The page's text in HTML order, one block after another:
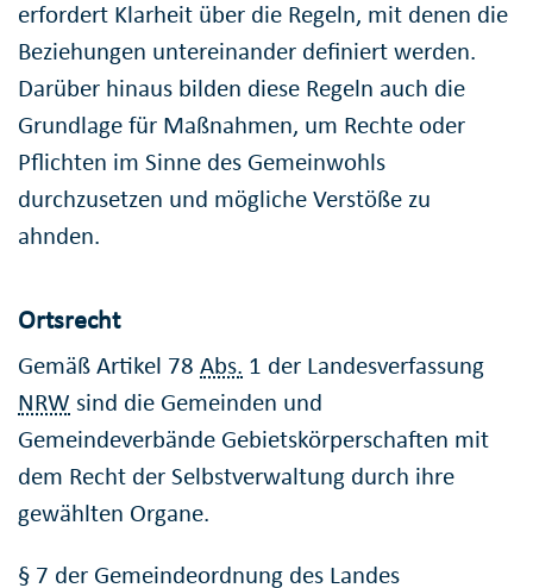
erfordert Klarheit über die Regeln, mit denen die
Beziehungen untereinander definiert werden.
Darüber hinaus bilden diese Regeln auch die
Grundlage für Maßnahmen, um Rechte oder
Pflichten im Sinne des Gemeinwohls
durchzusetzen und mögliche Verstöße zu
ahnden.
Ortsrecht
Gemäß Artikel 78 Abs. 1 der Landesverfassung
NRW sind die Gemeinden und
Gemeindeverbände Gebietskörperschaften mit
dem Recht der Selbstverwaltung durch ihre
gewählten Organe.
§ 7 der Gemeindeordnung des Landes